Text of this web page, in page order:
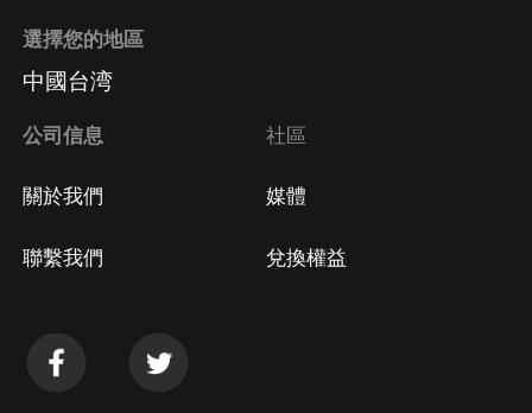
選擇您的地區
中國台湾
公司信息
關於我們
聯繫我們
社區
媒體
兌換權益